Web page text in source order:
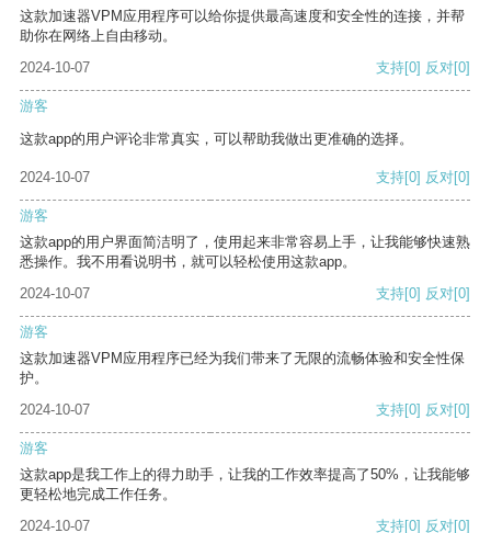
这款加速器VPM应用程序可以给你提供最高速度和安全性的连接，并帮
助你在网络上自由移动。
2024-10-07
支持[0] 反对[0]
游客
这款app的用户评论非常真实，可以帮助我做出更准确的选择。
2024-10-07 支持[0] 反对[0]
游客
这款app的用户界面简洁明了，使用起来非常容易上手，让我能够快速熟
悉操作。我不用看说明书，就可以轻松使用这款app。
2024-10-07
支持[0] 反对[0]
游客
这款加速器VPM应用程序已经为我们带来了无限的流畅体验和安全性保
护。
2024-10-07
支持[0] 反对[0]
游客
这款app是我工作上的得力助手，让我的工作效率提高了50%，让我能够
更轻松地完成工作任务。
2024-10-07
支持[0] 反对[0]